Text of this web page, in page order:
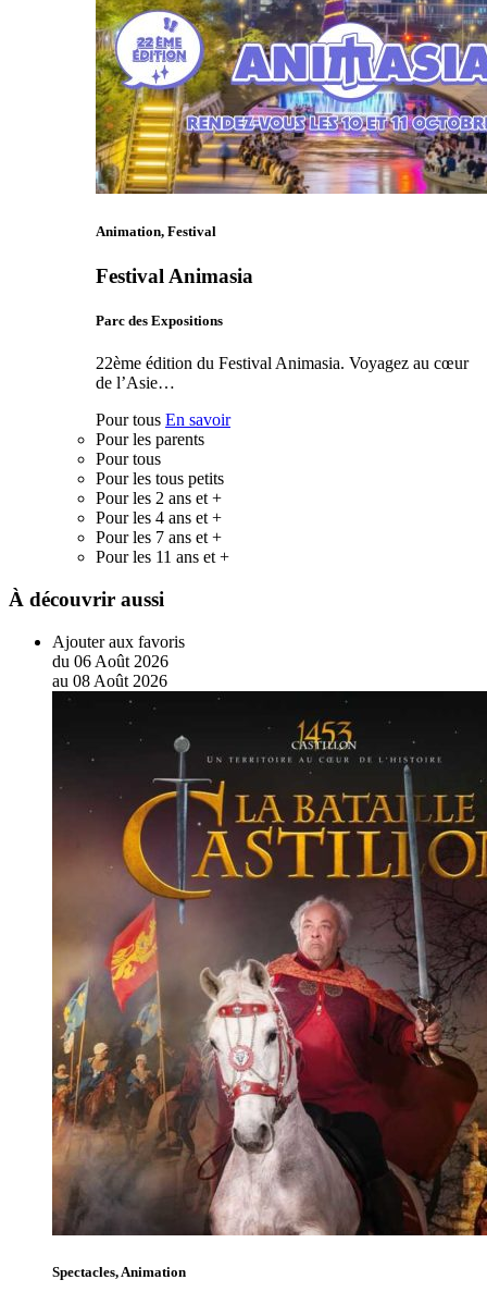
Animation, Festival
Festival Animasia
Parc des Expositions
22ème édition du Festival Animasia. Voyagez au cœur
de l’Asie…
Pour tous En savoir
Pour les parents
Pour tous
Pour les tous petits
Pour les 2 ans et +
Pour les 4 ans et +
Pour les 7 ans et +
Pour les 11 ans et +
À découvrir aussi
Ajouter aux favoris
du 06 Août 2026
au 08 Août 2026
Spectacles, Animation